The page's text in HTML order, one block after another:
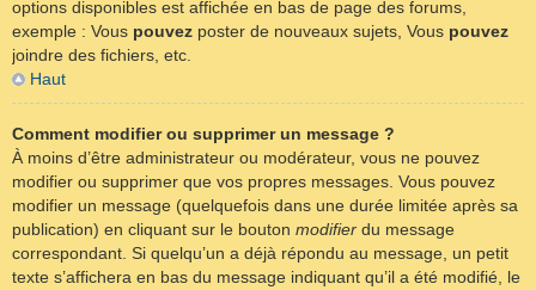
options disponibles est affichée en bas de page des forums,
exemple : Vous pouvez poster de nouveaux sujets, Vous pouvez
joindre des fichiers, etc.
Haut
Comment modifier ou supprimer un message ?
À moins d’être administrateur ou modérateur, vous ne pouvez
modifier ou supprimer que vos propres messages. Vous pouvez
modifier un message (quelquefois dans une durée limitée après sa
publication) en cliquant sur le bouton modifier du message
correspondant. Si quelqu’un a déjà répondu au message, un petit
texte s’affichera en bas du message indiquant qu’il a été modifié, le